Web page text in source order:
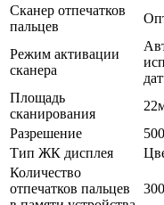
Сканер отпечатков
пальцев
Режим активации
сканера
Площадь
сканирования
Разрешение
Тип ЖК дисплея
Количество
отпечатков пальцев